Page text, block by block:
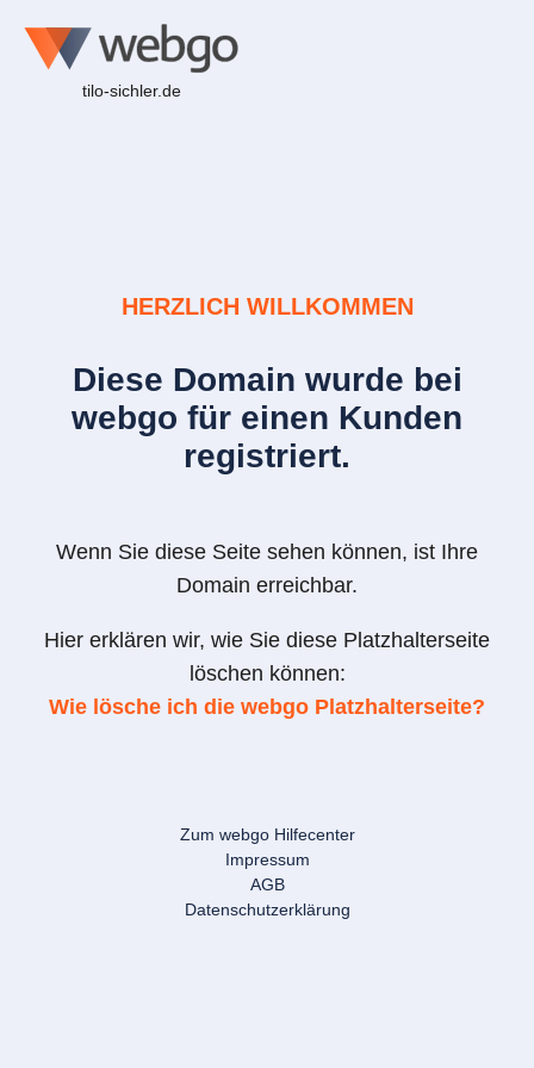
tilo-sichler.de
HERZLICH WILLKOMMEN
Diese Domain wurde bei
webgo für einen Kunden
registriert.
Wenn Sie diese Seite sehen können, ist Ihre
Domain erreichbar.
Hier erklären wir, wie Sie diese Platzhalterseite
löschen können:
Wie lösche ich die webgo Platzhalterseite?
Zum webgo Hilfecenter
Impressum
AGB
Datenschutzerklärung